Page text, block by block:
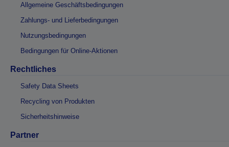
Allgemeine Geschäftsbedingungen
Zahlungs- und Lieferbedingungen
Nutzungsbedingungen
Bedingungen für Online-Aktionen
Rechtliches
Safety Data Sheets
Recycling von Produkten
Sicherheitshinweise
Partner